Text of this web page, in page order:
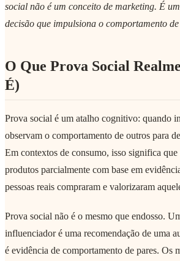
social não é um conceito de marketing. É
decisão que impulsiona o comportamento
O Que Prova Social
É)
Prova social é um atalho cognitivo: quando
observam o comportamento de outros para
Em contextos de consumo, isso significa
produtos parcialmente com base em
pessoas reais compraram e valorizaram
Prova social não é o mesmo que endosso.
influenciador é uma recomendação de uma
é evidência de comportamento de pares. Os